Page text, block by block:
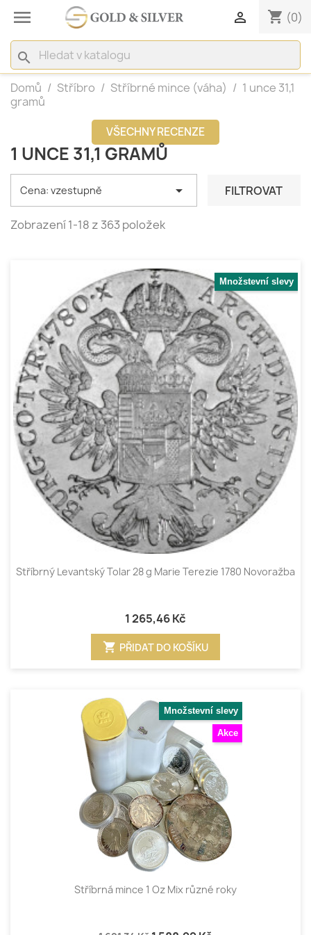
 shopping_cart (0)

search
Domů Stříbro Stříbrné mince (váha)
1 unce 31,1
gramů
VŠECHNY RECENZE
1 UNCE 31,1 GRAMŮ
Cena: vzestupně  FILTROVAT
Zobrazení 1-18 z 363 položek
Množstevní slevy
Stříbrný Levantský Tolar 28 g Marie Terezie 1780 Novoražba
1 265,46 Kč
shopping_cart PŘIDAT DO KOŠÍKU
Množstevní slevy
Akce
Stříbrná mince 1 Oz Mix různé roky